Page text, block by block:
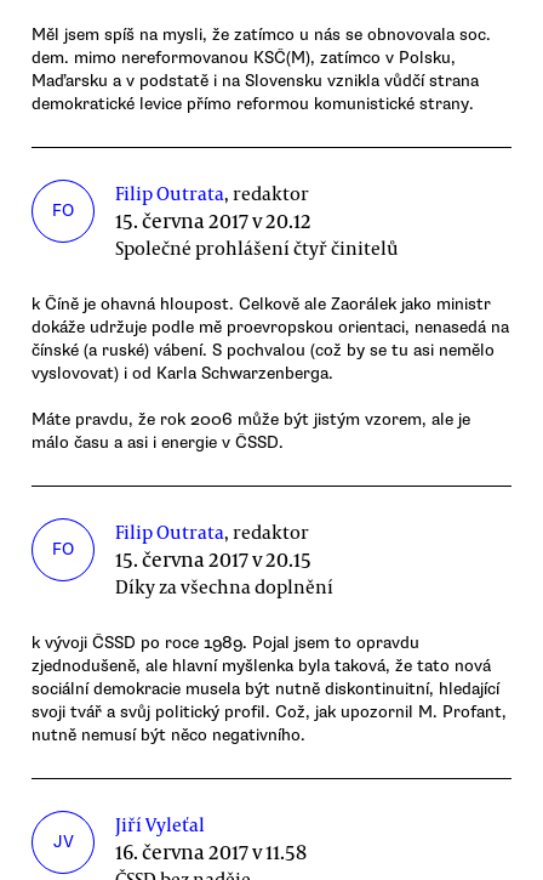
Měl jsem spíš na mysli, že zatímco u nás se obnovovala soc.
dem. mimo nereformovanou KSČ(M), zatímco v Polsku,
Maďarsku a v podstatě i na Slovensku vznikla vůdčí strana
demokratické levice přímo reformou komunistické strany.
FO
Filip Outrata, redaktor
15. června 2017 v 20.12
Společné prohlášení čtyř činitelů
k Číně je ohavná hloupost. Celkově ale Zaorálek jako ministr
dokáže udržuje podle mě proevropskou orientaci, nenasedá na
čínské (a ruské) vábení. S pochvalou (což by se tu asi nemělo
vyslovovat) i od Karla Schwarzenberga.
Máte pravdu, že rok 2006 může být jistým vzorem, ale je
málo času a asi i energie v ČSSD.
FO
Filip Outrata, redaktor
15. června 2017 v 20.15
Díky za všechna doplnění
k vývoji ČSSD po roce 1989. Pojal jsem to opravdu
zjednodušeně, ale hlavní myšlenka byla taková, že tato nová
sociální demokracie musela být nutně diskontinuitní, hledající
svoji tvář a svůj politický profil. Což, jak upozornil M. Profant,
nutně nemusí být něco negativního.
JV
Jiří Vyleťal
16. června 2017 v 11.58